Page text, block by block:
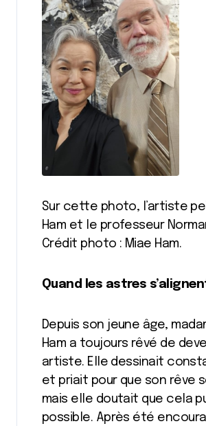
Sur cette photo, l’artiste
Ham et le professeur
Crédit photo : Miae Ham.
Quand les astres
Depuis son jeune âge,
Ham a toujours rêvé de
artiste. Elle dessinait
et priait pour que son rêve
mais elle doutait que cela
possible. Après été